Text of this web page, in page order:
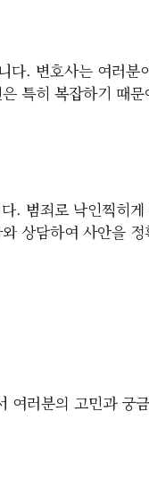
다. 변호사는 여러분
특히 복잡하기 때
. 범죄로 낙인찍히
상담하여 사안을
여러분의 고민과 궁